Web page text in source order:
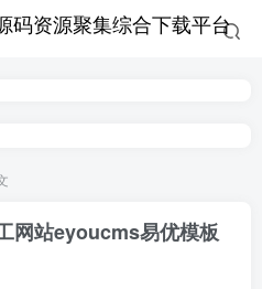
网站eyoucms易优模板